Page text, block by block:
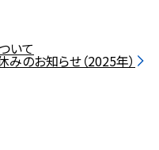
いて
みのお知らせ（2025年）